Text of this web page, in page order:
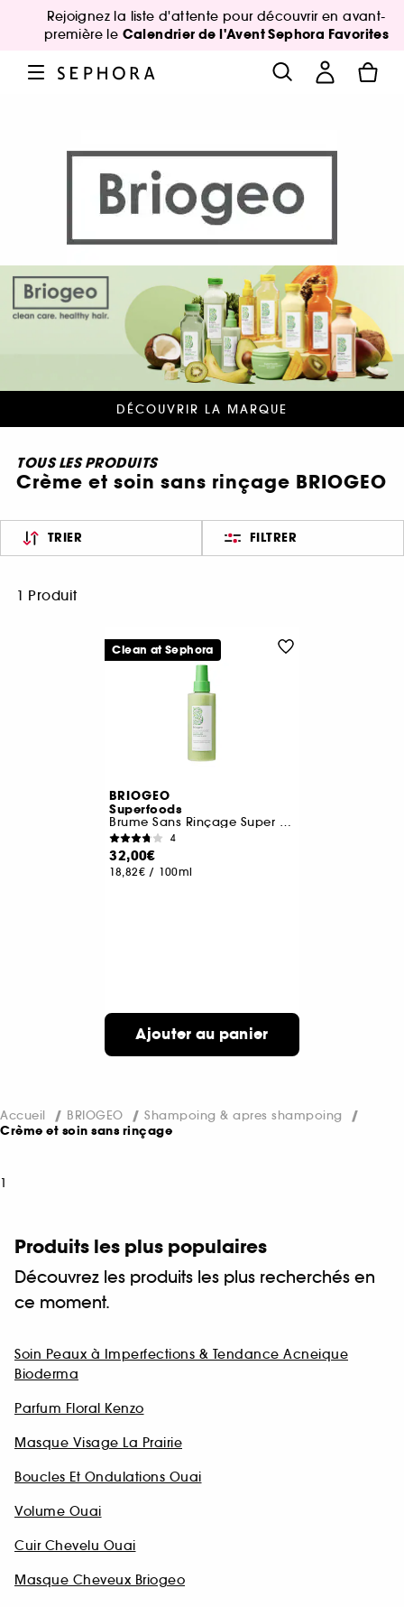
Rejoignez la liste d'attente pour découvrir en avant-
première le Calendrier de l'Avent Sephora Favorites
DÉCOUVRIR LA MARQUE
TOUS LES PRODUITS
Crème et soin sans rinçage BRIOGEO
TRIER FILTRER
1 Produit
BRIOGEO
Superfoods
Brume Sans Rinçage Super Hydratante A L’avocat et Kiwi
4
32,00€
18,82€ / 100ml
Ajouter au panier
Clean at Sephora
Accueil BRIOGEO Shampoing & apres shampoing
Crème et soin sans rinçage
1
Produits les plus populaires
Découvrez les produits les plus recherchés en
ce moment.
Soin Peaux à Imperfections & Tendance Acneique
Bioderma
Parfum Floral Kenzo
Masque Visage La Prairie
Boucles Et Ondulations Ouai
Volume Ouai
Cuir Chevelu Ouai
Masque Cheveux Briogeo